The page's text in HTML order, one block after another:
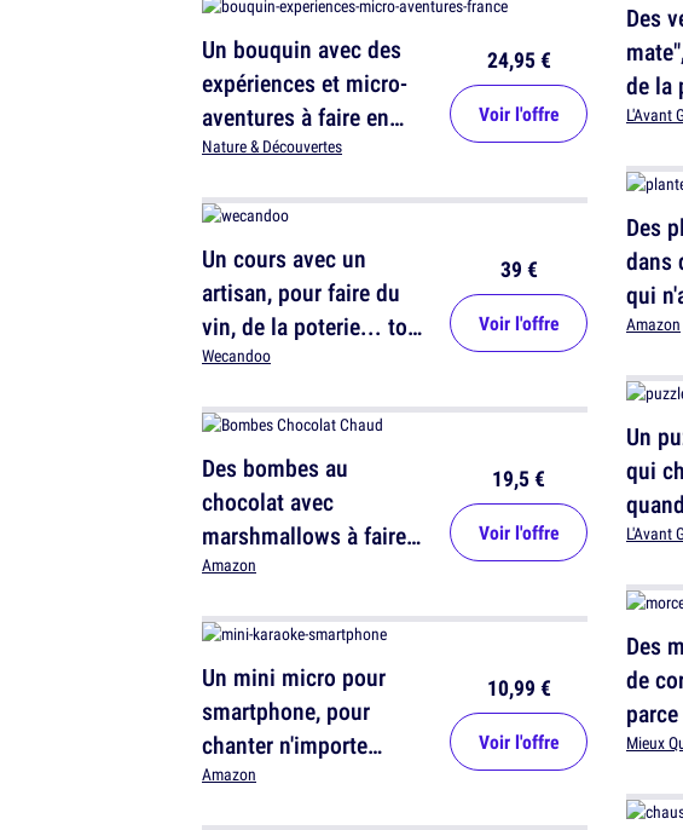
Un bouquin avec des
expériences et micro-
aventures à faire en
France
Nature & Découvertes
24,95 €
Voir l'offre
Un cours avec un
artisan, pour faire du
vin, de la poterie... tout
ce que tu veux
Wecandoo
39 €
Voir l'offre
Des bombes au
chocolat avec
marshmallows à faire
fondre dans son lait
Amazon
19,5 €
Voir l'offre
Un mini micro pour
smartphone, pour
chanter n'importe
quand
Amazon
10,99 €
Voir l'offre
Des
de la
L'Avant
Des
dans
qui
d'être
Amazon
Un
qui
bon
L'Avant
Des
de
Mieux